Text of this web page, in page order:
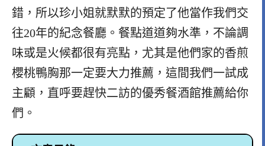
錯，所以珍小姐就默默的預定了他當作我們交
往20年的紀念餐廳。餐點道道夠水準，不論調
味或是火候都很有亮點，尤其是他們家的香煎
櫻桃鴨胸那一定要大力推薦，這間我們一試成
主顧，直呼要趕快二訪的優秀餐酒館推薦給你
們。